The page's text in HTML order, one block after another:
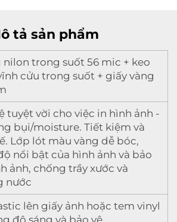
tả sản phẩm
nilon trong suốt 56 mic + keo
cửu trong suốt + giấy vàng
tuyệt vời cho việc in hình ảnh -
bụi/moisture. Tiết kiệm và
Lớp lót màu vàng dễ bóc,
nổi bật của hình ảnh và bảo
ảnh, chống trầy xước và
nước
lên giấy ảnh hoặc tem vinyl
độ sáng và bảo vệ